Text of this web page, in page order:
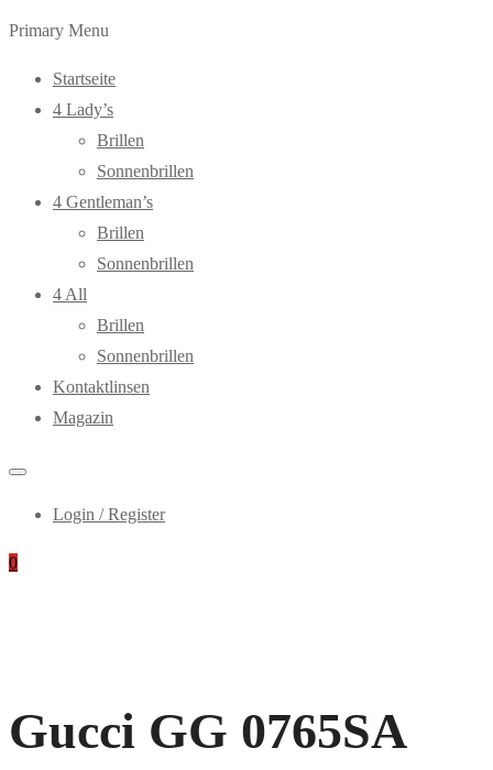
Primary Menu
Startseite
4 Lady’s
Brillen
Sonnenbrillen
4 Gentleman’s
Brillen
Sonnenbrillen
4 All
Brillen
Sonnenbrillen
Kontaktlinsen
Magazin
Login / Register
0
Gucci GG 0765SA